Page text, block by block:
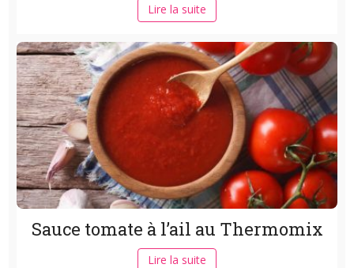
Lire la suite
Sauce tomate à l’ail au Thermomix
Lire la suite